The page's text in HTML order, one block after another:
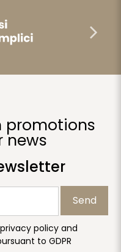
promotions
news
Send
policy and
to GDPR